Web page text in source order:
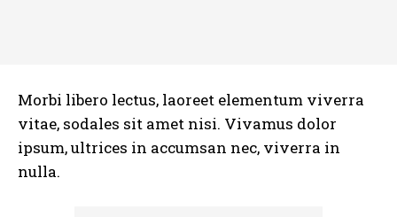
Morbi libero lectus, laoreet elementum viverra
vitae, sodales sit amet nisi. Vivamus dolor
ipsum, ultrices in accumsan nec, viverra in
nulla.